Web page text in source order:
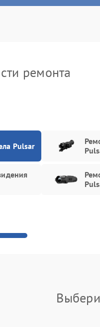
микросхемы усилителя
платы управления
шим контроллера
ремонта
Pulsar